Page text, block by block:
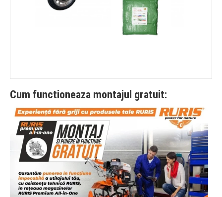
Cum functioneaza montajul gratuit: